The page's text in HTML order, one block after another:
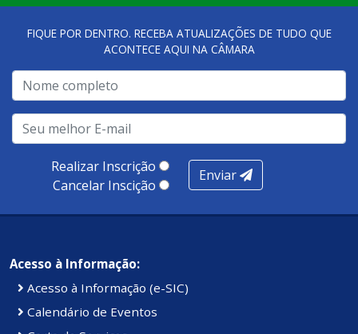
qualidade dos atendimentos prestados nesses espaços.
A metodologia de avaliação se concentra em 7 pilares:
qualidade no atendimento remoto, gestão, oferta /
realização de soluções, ambiente de negócios,
infraestrutura, presença digital e cobertura e
produtividade. Somados, todos as categorias totalizam
Kennedy.
FIQUE POR DENTRO. RECEBA ATUALIZAÇÕES DE TUDO QUE
ACONTECE AQUI NA CÂMARA
Realizar Inscrição
Cancelar Inscição
Enviar
Acesso à Informação:
Acesso à Informação (e-SIC)
Calendário de Eventos